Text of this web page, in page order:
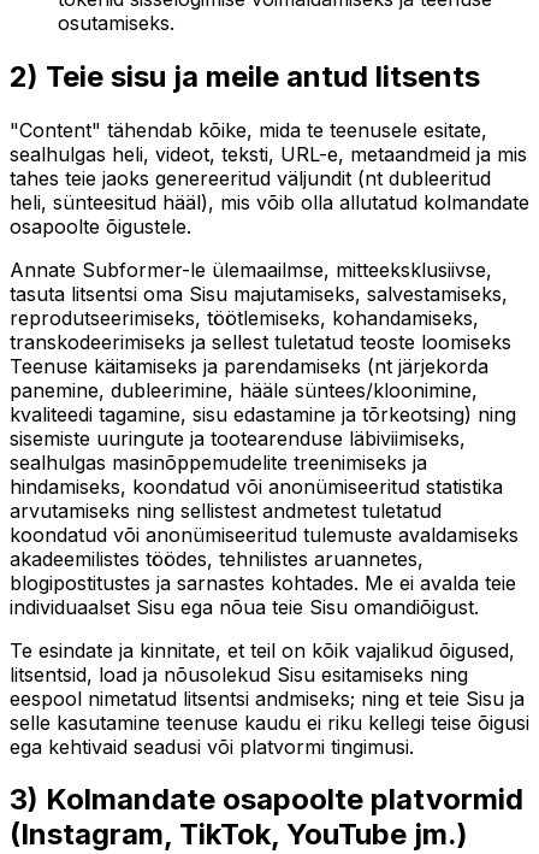
osutamiseks.
2) Teie sisu ja meile antud litsents
"Content" tähendab kõike, mida te teenusele esitate,
sealhulgas heli, videot, teksti, URL-e, metaandmeid ja mis
tahes teie jaoks genereeritud väljundit (nt dubleeritud
heli, sünteesitud hääl), mis võib olla allutatud kolmandate
osapoolte õigustele.
Annate Subformer-le ülemaailmse, mitteeksklusiivse,
tasuta litsentsi oma Sisu majutamiseks, salvestamiseks,
reprodutseerimiseks, töötlemiseks, kohandamiseks,
transkodeerimiseks ja sellest tuletatud teoste loomiseks
Teenuse käitamiseks ja parendamiseks (nt järjekorda
panemine, dubleerimine, hääle süntees/kloonimine,
kvaliteedi tagamine, sisu edastamine ja tõrkeotsing) ning
sisemiste uuringute ja tootearenduse läbiviimiseks,
sealhulgas masinõppemudelite treenimiseks ja
hindamiseks, koondatud või anonümiseeritud statistika
arvutamiseks ning sellistest andmetest tuletatud
koondatud või anonümiseeritud tulemuste avaldamiseks
akadeemilistes töödes, tehnilistes aruannetes,
blogipostitustes ja sarnastes kohtades. Me ei avalda teie
individuaalset Sisu ega nõua teie Sisu omandiõigust.
Te esindate ja kinnitate, et teil on kõik vajalikud õigused,
litsentsid, load ja nõusolekud Sisu esitamiseks ning
eespool nimetatud litsentsi andmiseks; ning et teie Sisu ja
selle kasutamine teenuse kaudu ei riku kellegi teise õigusi
ega kehtivaid seadusi või platvormi tingimusi.
3) Kolmandate osapoolte platvormid
(Instagram, TikTok, YouTube jm.)